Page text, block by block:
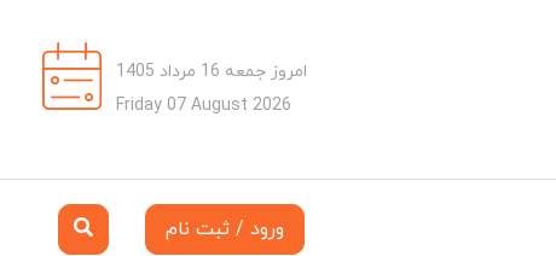
امروز جمعه 16 مرداد 1405
Friday 07 August 2026
ورود / ثبت نام